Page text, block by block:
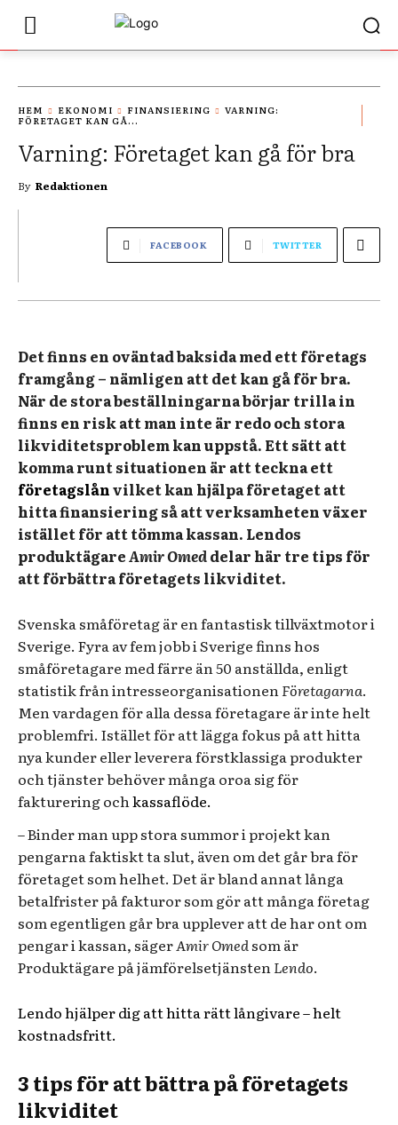
HEM EKONOMI FINANSIERING
VARNING:
FÖRETAGET KAN GÅ...
Varning: Företaget kan gå för bra
By Redaktionen
FACEBOOK TWITTER
Det finns en oväntad baksida med ett företags
framgång – nämligen att det kan gå för bra.
När de stora beställningarna börjar trilla in
finns en risk att man inte är redo och stora
likviditetsproblem kan uppstå. Ett sätt att
komma runt situationen är att teckna ett
företagslånvilket kan hjälpa företaget att
hitta finansiering så att verksamheten växer
istället för att tömma kassan. Lendos
produktägareAmir Omeddelar här tre tips för
att förbättra företagets likviditet.
Svenska småföretag är en fantastisk tillväxtmotor i
Sverige. Fyra av fem jobb i Sverige finns hos
småföretagare med färre än 50 anställda, enligt
statistik från intresseorganisationenFöretagarna.
Men vardagen för alla dessa företagare är inte helt
problemfri. Istället för att lägga fokus på att hitta
nya kunder eller leverera förstklassiga produkter
och tjänster behöver många oroa sig för
fakturering ochkassaflöde.
– Binder man upp stora summor i projekt kan
pengarna faktiskt ta slut, även om det går bra för
företaget som helhet. Det är bland annat långa
betalfrister på fakturor som gör att många företag
som egentligen går bra upplever att de har ont om
pengar i kassan, sägerAmir Omedsom är
Produktägare på jämförelsetjänstenLendo.
Lendo hjälper dig att hitta rätt långivare – helt
kostnadsfritt.
3 tips för att bättra på företagets
likviditet